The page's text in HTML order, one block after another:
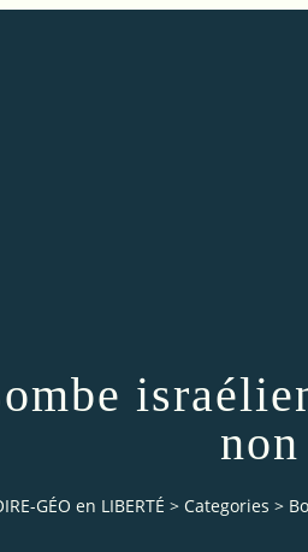
GÉO en LIBERTÉ > Categories >